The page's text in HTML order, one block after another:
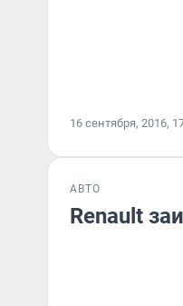
16 сентября, 2016,
АВТО
Renault